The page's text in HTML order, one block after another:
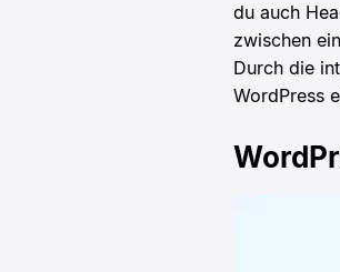
du auch
zwischen
Durch die
WordPress